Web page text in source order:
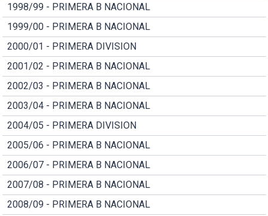
1998/99 - PRIMERA B NACIONAL
1999/00 - PRIMERA B NACIONAL
2000/01 - PRIMERA DIVISION
2001/02 - PRIMERA B NACIONAL
2002/03 - PRIMERA B NACIONAL
2003/04 - PRIMERA B NACIONAL
2004/05 - PRIMERA DIVISION
2005/06 - PRIMERA B NACIONAL
2006/07 - PRIMERA B NACIONAL
2007/08 - PRIMERA B NACIONAL
2008/09 - PRIMERA B NACIONAL